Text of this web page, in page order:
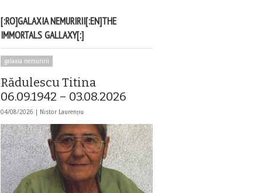
[:RO]GALAXIA NEMURIRII[:EN]THE
IMMORTALS GALLAXY[:]
galaxia nemuririi
Rădulescu Titina
06.09.1942 – 03.08.2026
04/08/2026 | Nistor Laurențiu